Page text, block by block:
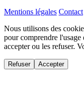
Mentions légales Contact
Nous utilisons des
pour comprendre
accepter ou les refuser.
Refuser Accepter